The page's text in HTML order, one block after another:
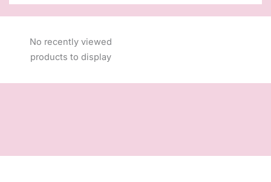
No recently viewed
products to display